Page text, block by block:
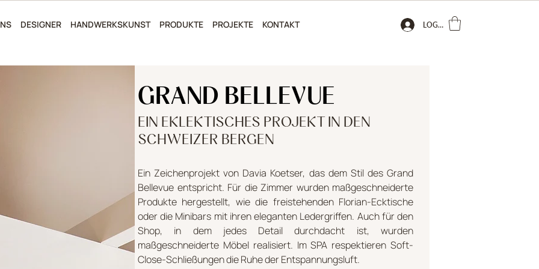
DESIGNER HANDWERKSKUNST PRODUKTE PROJEKTE KONTAKT LOGIN
GRAND BELLEVUE
EIN EKLEKTISCHES PROJEKT IN DEN
SCHWEIZER BERGEN
Ein Zeichenprojekt von Davia Koetser, das dem Stil des Grand
Bellevue entspricht. Für die Zimmer wurden maßgeschneiderte
Produkte hergestellt, wie die freistehenden Florian-Ecktische
oder die Minibars mit ihren eleganten Ledergriffen. Auch für den
Shop, in dem jedes Detail durchdacht ist, wurden
maßgeschneiderte Möbel realisiert. Im SPA respektieren Soft-
Close-Schließungen die Ruhe der Entspannungsluft.